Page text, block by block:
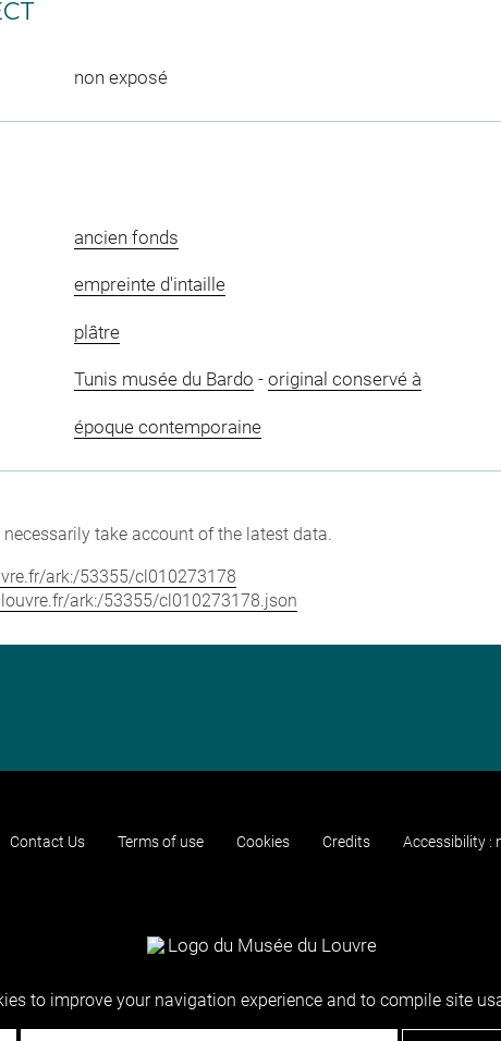
non exposé
ancien fonds
empreinte d'intaille
plâtre
Tunis musée du Bardo - original conservé à
époque contemporaine
take account of the latest data.
ark:/53355/cl010273178
ark:/53355/cl010273178.json
Contact Us Terms of use Cookies Credits Accessibility :
to improve your navigation experience and to compile site